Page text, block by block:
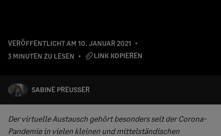
VERÖFFENTLICHT AM 10. JANUAR 2021
3 MINUTEN ZU LESEN
LINK KOPIEREN
SABINE PREUSSER
Der virtuelle Austausch gehört besonders seit der Corona-
Pandemie in vielen kleinen und mittelständischen